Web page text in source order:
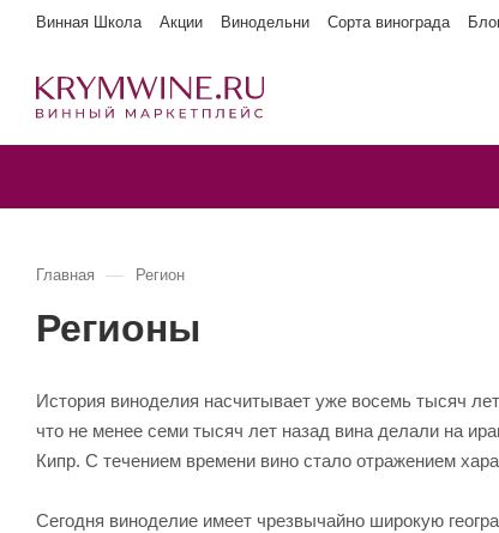
Винная Школа Акции Винодельни Сорта винограда
Главная — Регион
Регионы
История виноделия насчитывает уже восемь тысяч
что не менее семи тысяч лет назад вина делали на
Кипр. С течением времени вино стало отражением
Сегодня виноделие имеет чрезвычайно широкую